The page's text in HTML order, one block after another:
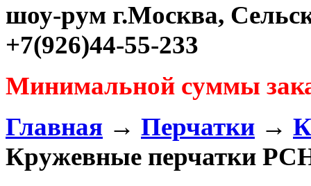
шоу-рум г.Москва,
+7(926)44-55-233
Минимальной суммы
Главная → Перчатки →
Кружевные перчатки